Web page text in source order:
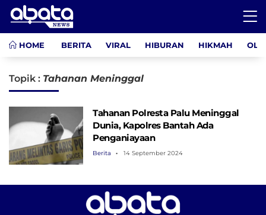
HOME BERITA VIRAL HIBURAN HIKMAH
Topik : Tahanan Meninggal
Tahanan Polresta Palu Meninggal
Dunia, Kapolres Bantah Ada
Penganiayaan
Berita 14 September 2024